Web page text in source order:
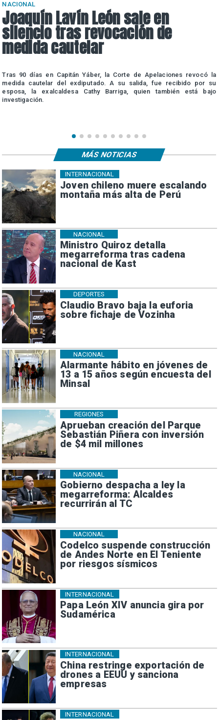
NACIONAL
Joaquín Lavín León sale en
silencio tras revocación de
medida cautelar
Tras 90 días en Capitán Yáber, la Corte de Apelaciones revocó la
medida cautelar del exdiputado. A su salida, fue recibido por su
esposa, la exalcaldesa Cathy Barriga, quien también está bajo
investigación.
Joven chileno muere escalando
montaña más alta de Perú
INTERNACIONAL
Ministro Quiroz detalla
megarreforma tras cadena
nacional de Kast
NACIONAL
Claudio Bravo baja la euforia
sobre fichaje de Vozinha
DEPORTES
Alarmante hábito en jóvenes de
13 a 15 años según encuesta del
Minsal
NACIONAL
Aprueban creación del Parque
Sebastián Piñera con inversión
de $4 mil millones
REGIONES
Gobierno despacha a ley la
megarreforma: Alcaldes
recurrirán al TC
NACIONAL
Codelco suspende construcción
de Andes Norte en El Teniente
por riesgos sísmicos
NACIONAL
Papa León XIV anuncia gira por
Sudamérica
INTERNACIONAL
China restringe exportación de
drones a EEUU y sanciona
empresas
INTERNACIONAL
INTERNACIONAL
MÁS NOTICIAS